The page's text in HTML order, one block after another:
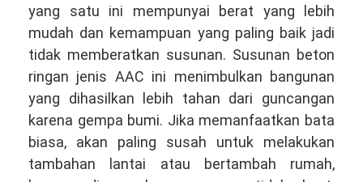
yang satu ini mempunyai berat yang lebih
mudah dan kemampuan yang paling baik jadi
tidak memberatkan susunan. Susunan beton
ringan jenis AAC ini menimbulkan bangunan
yang dihasilkan lebih tahan dari guncangan
karena gempa bumi. Jika memanfaatkan bata
biasa, akan paling susah untuk melakukan
tambahan lantai atau bertambah rumah,